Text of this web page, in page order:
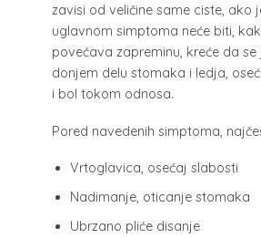
zavisi od veličine same ciste, ako
uglavnom simptoma neće biti,
povećava zapreminu, kreće da
donjem delu stomaka i ledja,
i bol tokom odnosa.
Pored navedenih simptoma,
Vrtoglavica, osećaj slabosti
Nadimanje, oticanje stomaka
Ubrzano pliće disanje